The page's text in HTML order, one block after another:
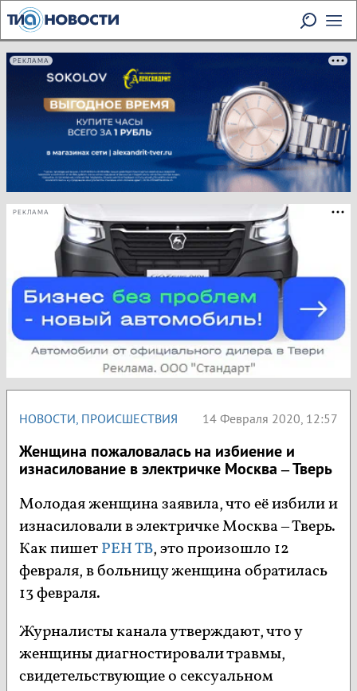
РЕКЛАМА
РЕКЛАМА
НОВОСТИ, ПРОИСШЕСТВИЯ 14 Февраля 2020, 12:57
Женщина пожаловалась на избиение и
изнасилование в электричке Москва – Тверь
Молодая женщина заявила, что её избили и
изнасиловали в электричке Москва – Тверь.
Как пишетРЕН ТВ, это произошло 12
февраля, в больницу женщина обратилась
13 февраля.
Журналисты канала утверждают, что у
женщины диагностировали травмы,
свидетельствующие о сексуальном